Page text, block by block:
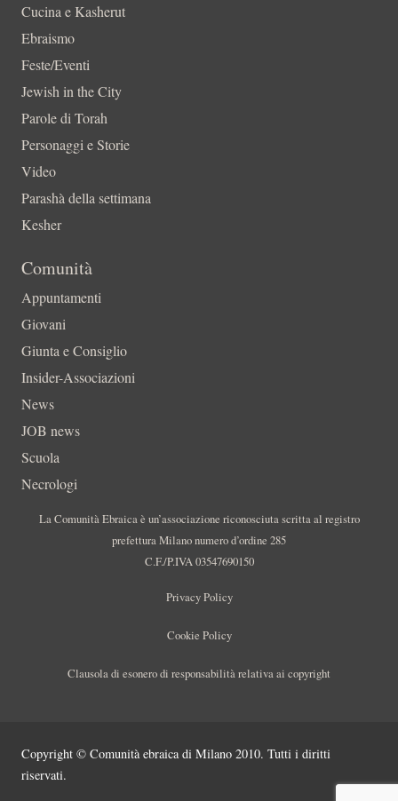
Cucina e Kasherut
Ebraismo
Feste/Eventi
Jewish in the City
Parole di Torah
Personaggi e Storie
Video
Parashà della settimana
Kesher
Comunità
Appuntamenti
Giovani
Giunta e Consiglio
Insider-Associazioni
News
JOB news
Scuola
Necrologi
La Comunità Ebraica è un’associazione riconosciuta scritta al registro
prefettura Milano numero d’ordine 285
C.F./P.IVA 03547690150
Privacy Policy
Cookie Policy
Clausola di esonero di responsabilità relativa ai copyright
Copyright © Comunità ebraica di Milano 2010. Tutti i diritti
riservati.